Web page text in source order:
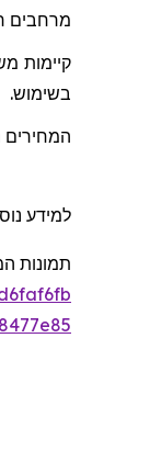
מרחבים
קיימות
בשימוש.
המחירים
למידע
תמונות